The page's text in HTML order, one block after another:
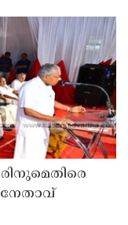
നേതാവ്